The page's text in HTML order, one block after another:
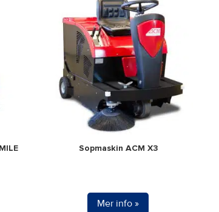
Sopmaskin ACM X3
Mer info »